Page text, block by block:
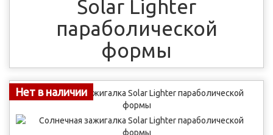
Solar Lighter
параболической
формы
Нет в наличии